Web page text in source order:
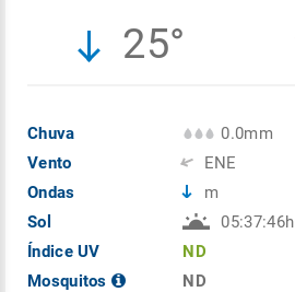
25°
Chuva
Vento
Ondas
Sol
Índice UV
Mosquitos
0.0mm
ENE
m
05:37:46h
ND
ND